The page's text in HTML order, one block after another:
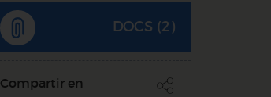
DOCS (2)
Compartir en